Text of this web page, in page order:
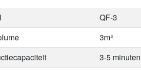
QF-3
3m³
3-5